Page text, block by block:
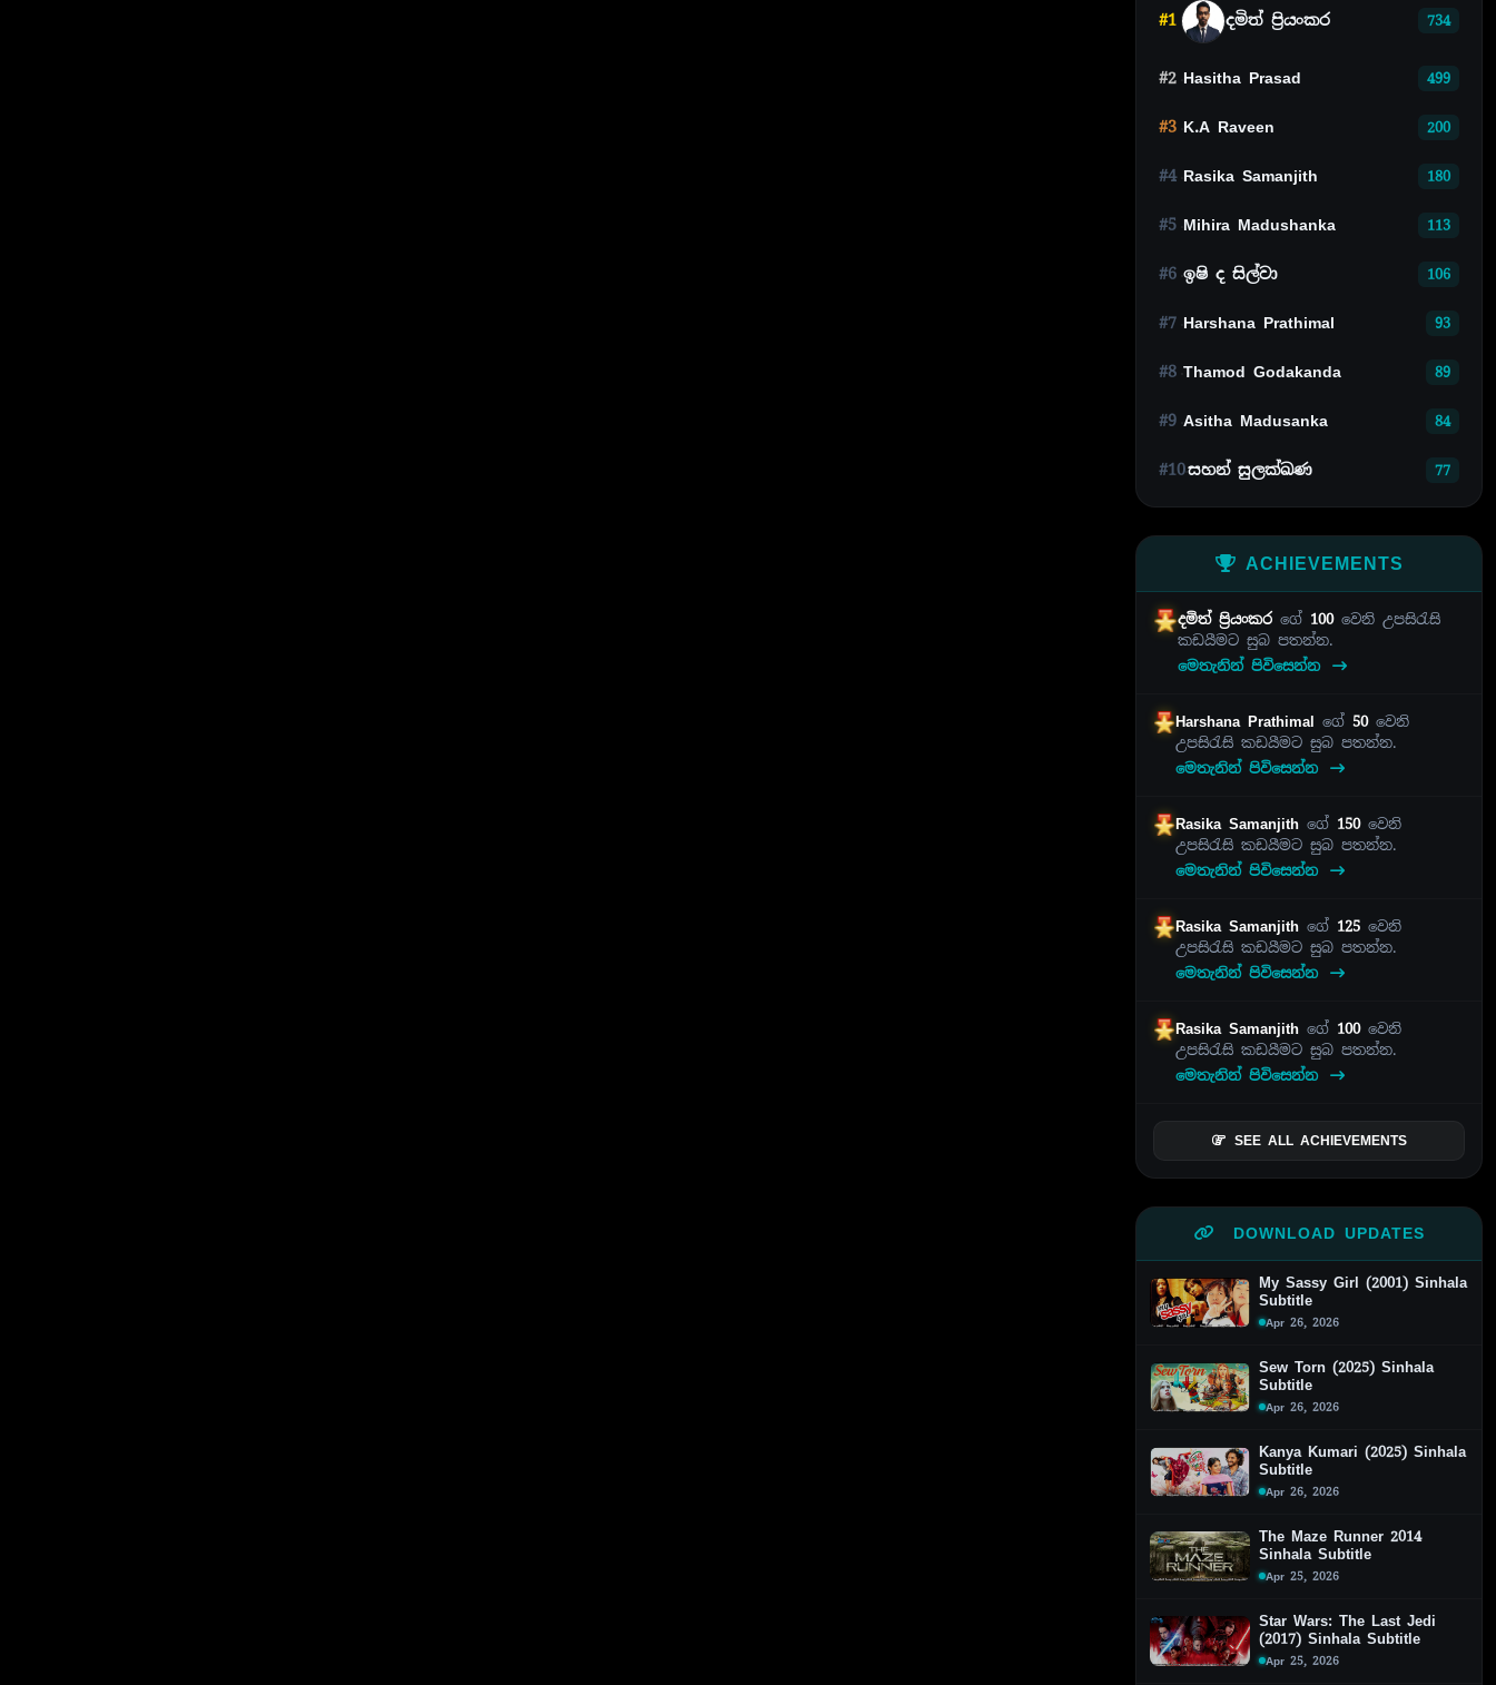
#1 දමිත් ප්‍රියංකර 734
#2 Hasitha Prasad 499
#3 K.A Raveen 200
#4 Rasika Samanjith 180
#5 Mihira Madushanka 113
#6 ඉෂි ද සිල්වා 106
#7 Harshana Prathimal 93
#8 Thamod Godakanda 89
#9 Asitha Madusanka 84
#10සහන් සුලක්ඛණ 77
ACHIEVEMENTS
දමිත් ප්‍රියංකර ගේ 100වෙනි උපසිරැසි
කඩයීමට සුබ පතන්න.
මෙතැනින් පිවිසෙන්න
Harshana Prathimal ගේ 50වෙනි
උපසිරැසි කඩයීමට සුබ පතන්න.
මෙතැනින් පිවිසෙන්න
Rasika Samanjithගේ 150වෙනි
උපසිරැසි කඩයීමට සුබ පතන්න.
මෙතැනින් පිවිසෙන්න
Rasika Samanjithගේ 125 වෙනි
උපසිරැසි කඩයීමට සුබ පතන්න.
මෙතැනින් පිවිසෙන්න
Rasika Samanjithගේ 100වෙනි
උපසිරැසි කඩයීමට සුබ පතන්න.
මෙතැනින් පිවිසෙන්න
SEE ALL ACHIEVEMENTS
DOWNLOAD UPDATES
My Sassy Girl (2001) Sinhala
Subtitle
Apr 26, 2026
Sew Torn (2025) Sinhala
Subtitle
Apr 26, 2026
Kanya Kumari (2025) Sinhala
Subtitle
Apr 26, 2026
The Maze Runner 2014
Sinhala Subtitle
Apr 25, 2026
Star Wars: The Last Jedi
(2017) Sinhala Subtitle
Apr 25, 2026